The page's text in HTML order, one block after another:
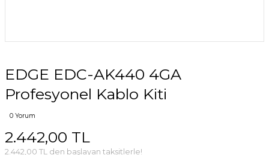
EDGE EDC-AK440 4GA
Profesyonel Kablo Kiti
0 Yorum
2.442,00 TL
2.442,00 TL den başlayan taksitlerle!